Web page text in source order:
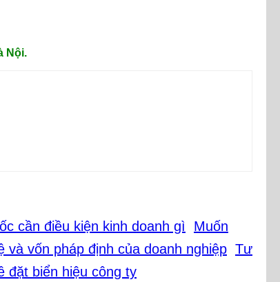
Nội.
Muốn
Tư
đặt biển hiệu công ty